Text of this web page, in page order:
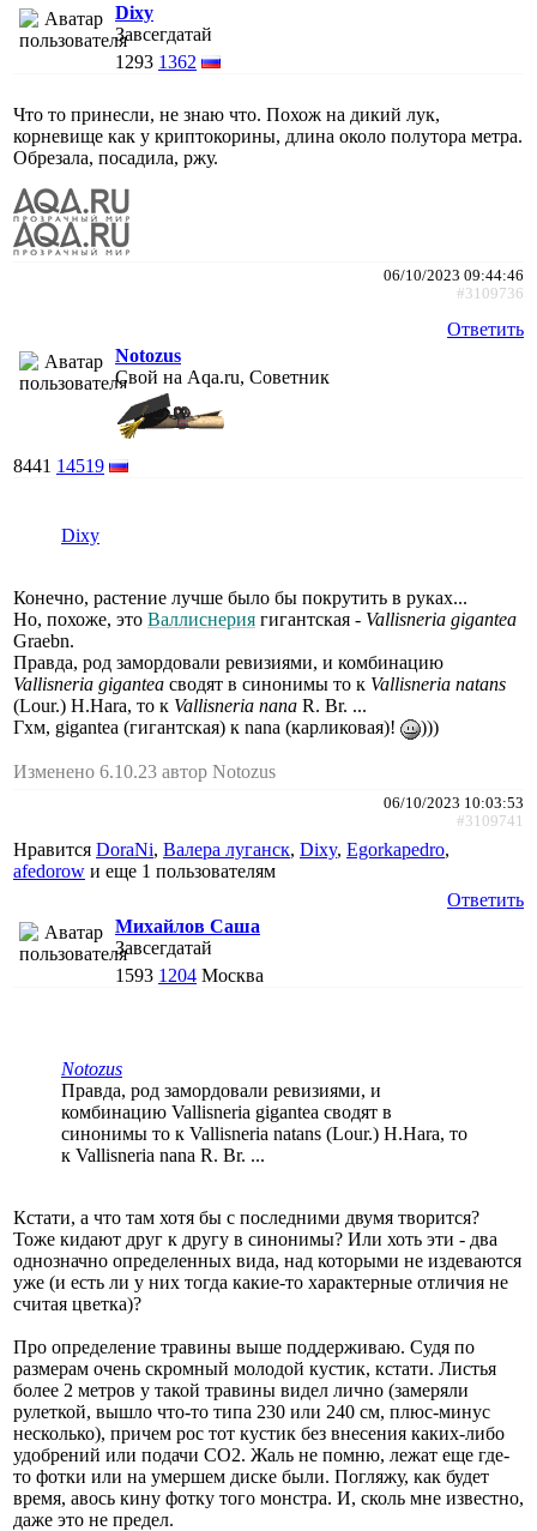
Dixy
Завсегдатай
1293 1362
Что то принесли, не знаю что. Похож на дикий лук,
корневище как у криптокорины, длина около полутора метра.
Обрезала, посадила, ржу.
06/10/2023 09:44:46
#3109736
Ответить
Notozus
Свой на Aqa.ru, Советник
8441 14519
Dixy
Конечно, растение лучше было бы покрутить в руках...
Но, похоже, это Валлиснерия гигантская - Vallisneria gigantea
Graebn.
Правда, род замордовали ревизиями, и комбинацию
Vallisneria gigantea сводят в синонимы то к Vallisneria natans
(Lour.) H.Hara, то к Vallisneria nana R. Br. ...
Гхм, gigantea (гигантская) к nana (карликовая)!
)))
Изменено 6.10.23 автор Notozus
06/10/2023 10:03:53
#3109741
Нравится DoraNi, Валера луганск, Dixy, Egorkapedro,
afedorow и еще 1 пользователям
Ответить
Михайлов Саша
Завсегдатай
1593 1204 Москва
Notozus
Правда, род замордовали ревизиями, и
комбинацию Vallisneria gigantea сводят в
синонимы то к Vallisneria natans (Lour.) H.Hara, то
к Vallisneria nana R. Br. ...
Кстати, а что там хотя бы с последними двумя творится?
Тоже кидают друг к другу в синонимы? Или хоть эти - два
однозначно определенных вида, над которыми не издеваются
уже (и есть ли у них тогда какие-то характерные отличия не
считая цветка)?
Про определение травины выше поддерживаю. Судя по
размерам очень скромный молодой кустик, кстати. Листья
более 2 метров у такой травины видел лично (замеряли
рулеткой, вышло что-то типа 230 или 240 см, плюс-минус
несколько), причем рос тот кустик без внесения каких-либо
удобрений или подачи СО2. Жаль не помню, лежат еще где-
то фотки или на умершем диске были. Погляжу, как будет
время, авось кину фотку того монстра. И, сколь мне известно,
даже это не предел.